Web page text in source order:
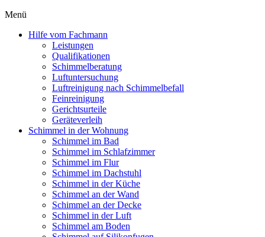
Menü
Hilfe vom Fachmann
Leistungen
Qualifikationen
Schimmelberatung
Luftuntersuchung
Luftreinigung nach Schimmelbefall
Feinreinigung
Gerichtsurteile
Geräteverleih
Schimmel in der Wohnung
Schimmel im Bad
Schimmel im Schlafzimmer
Schimmel im Flur
Schimmel im Dachstuhl
Schimmel in der Küche
Schimmel an der Wand
Schimmel an der Decke
Schimmel in der Luft
Schimmel am Boden